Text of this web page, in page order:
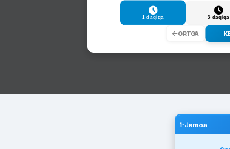
1 daqiqa 3 daqiqa
ORTGA
1-Jamoa